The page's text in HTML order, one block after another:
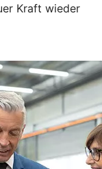
Kraft wieder